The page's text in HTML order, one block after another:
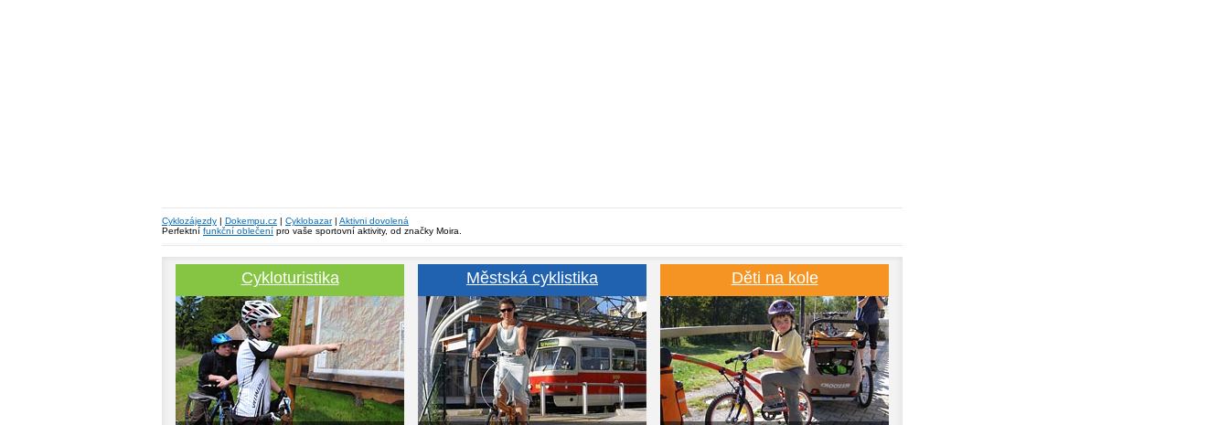
Cyklozájezdy | Dokempu.cz | Cyklobazar| Aktivni dovolená
Perfektní funkční oblečení pro vaše sportovní aktivity, od značky Moira.
Cykloturistika Městská cyklistika Děti na kole